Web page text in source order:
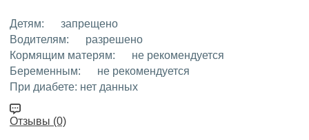
Детям:
запрещено
Водителям:
разрешено
Кормящим матерям:
не рекомендуется
Беременным:
не рекомендуется
При диабете: нет данных
Отзывы (0)